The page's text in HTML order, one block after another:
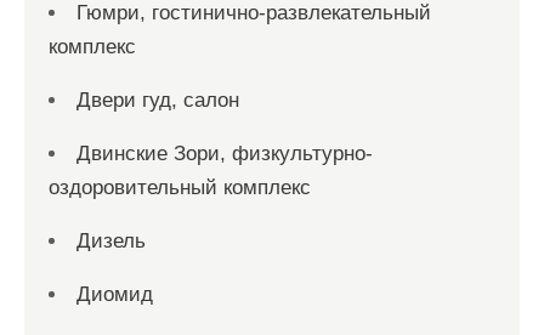
Гюмри, гостинично-развлекательный
комплекс
Двери гуд, салон
Двинские Зори, физкультурно-
оздоровительный комплекс
Дизель
Диомид